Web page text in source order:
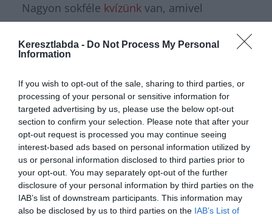
Keresztlabda - Do Not Process My Personal
Information
If you wish to opt-out of the sale, sharing to third parties, or
processing of your personal or sensitive information for
targeted advertising by us, please use the below opt-out
section to confirm your selection. Please note that after your
opt-out request is processed you may continue seeing
interest-based ads based on personal information utilized by
us or personal information disclosed to third parties prior to
your opt-out. You may separately opt-out of the further
disclosure of your personal information by third parties on the
IAB’s list of downstream participants. This information may
also be disclosed by us to third parties on the IAB’s List of
Nagyon sokféle kvízünk van, amivel
nézz körül nálunk éstovábbi érdekes